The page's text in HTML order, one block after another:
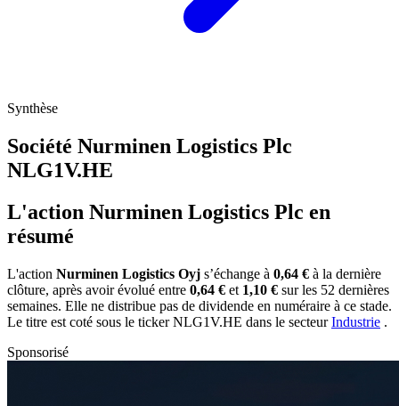
Synthèse
Société Nurminen Logistics Plc
NLG1V.HE
L'action Nurminen Logistics Plc en
résumé
L'action Nurminen Logistics Oyj s’échange à 0,64 € à la dernière
clôture, après avoir évolué entre 0,64 € et 1,10 € sur les 52 dernières
semaines. Elle ne distribue pas de dividende en numéraire à ce stade.
Le titre est coté sous le tickerNLG1V.HE dans le secteurIndustrie .
Sponsorisé